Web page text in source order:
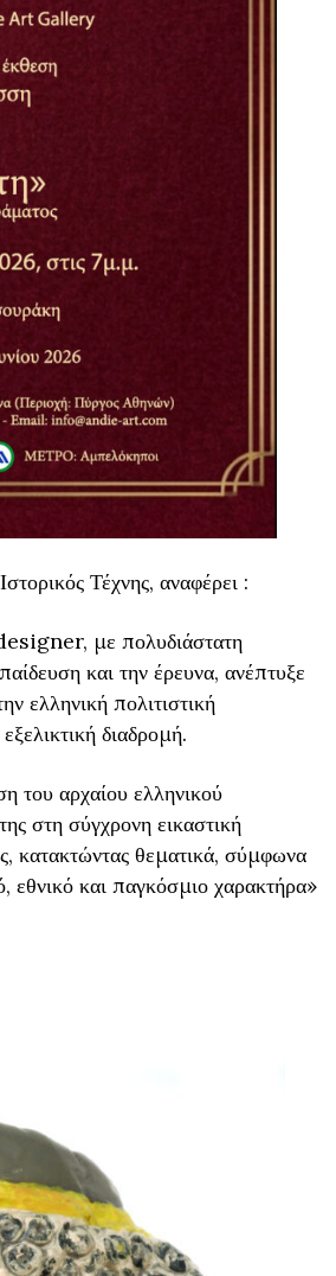
Τέχνης, αναφέρει :
με πολυδιάστατη
και την έρευνα, ανέπτυξε
ελληνική πολιτιστική
διαδρομή.
του αρχαίου ελληνικού
στη σύγχρονη εικαστική
κατακτώντας θεματικά, σύμφωνα
εθνικό και παγκόσμιο χαρακτήρα»